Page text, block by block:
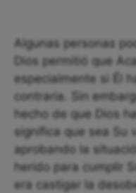
Algunas personas
Dios permitió que
especialmente si Él
contraria. Sin
hecho de que Dios
significa que sea Su
aprobando la
herido para cumplir
era castigar la